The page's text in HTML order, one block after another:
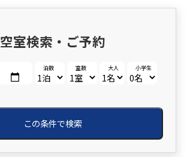
空室検索・ご予約
泊数 室数 大人 小学生
この条件で検索